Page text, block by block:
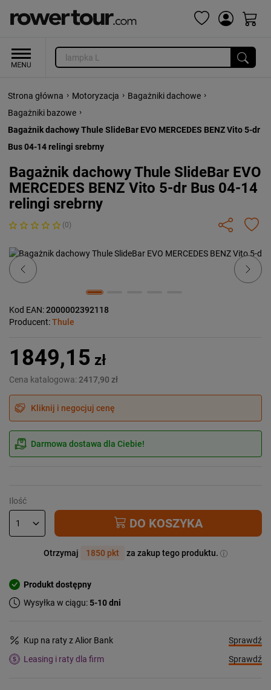
Strona główna › Motoryzacja › Bagażniki dachowe ›
Bagażniki bazowe ›
Bagażnik dachowy Thule SlideBar EVO MERCEDES BENZ Vito 5-dr
Bus 04-14 relingi srebrny
Bagażnik dachowy Thule SlideBar EVO
MERCEDES BENZ Vito 5-dr Bus 04-14
relingi srebrny
(0)
Previous Next
Kod EAN:2000002392118
Producent:Thule
1849,15 zł
Cena katalogowa: 2417,90 zł
Kliknij i negocjuj cenę
Darmowa dostawa dla Ciebie!
Ilość
DO KOSZYKA
Otrzymaj 1850 pkt za zakup tego produktu.
Produkt dostępny
Wysyłka w ciągu:5-10 dni
Kup na raty z Alior Bank
Sprawdź
Leasing i raty dla firm
Sprawdź